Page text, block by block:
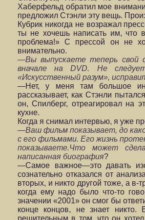
Хаберфельд обратил мое
предложил Стэнли эту вещь.
Кубрик никогда не возражал
ты не хочешь написать им, что
проблема!» С прессой он не
внимательно.
—Вы выпускаете теперь свой
вначале
на DVD. Не
«Искусственный разум»,
—Нет, у меня там большое
рассказывает, как Стэнли
он, Спилберг, отреагировал на
кухне.
Когда я снимал интервью, я уже
—Ваш фильм показывает, до
с его фильмами. Его жизнь
показываете.Что может
написанная биография?
—Самое важное—это давать
сознательно отказался от
вторых, и никто другой тоже, а в-
когда ему надо было что-то
значении «2001» он смог бы
конце концов, не знает
решительным в том, что он